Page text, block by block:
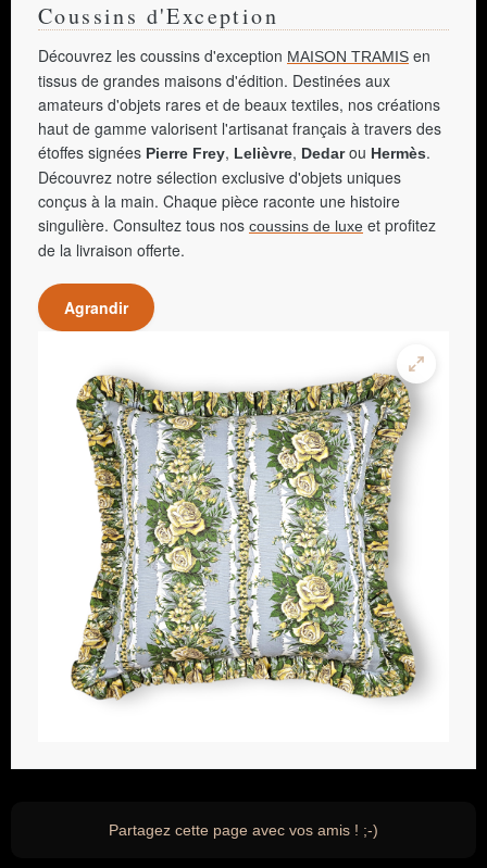
Coussins d'Exception
Découvrez les coussins d'exception MAISON TRAMIS en
tissus de grandes maisons d'édition. Destinées aux
amateurs d'objets rares et de beaux textiles, nos créations
haut de gamme valorisent l'artisanat français à travers des
étoffes signées Pierre Frey, Lelièvre, Dedarou Hermès.
Découvrez notre sélection exclusive d'objets uniques
conçus à la main. Chaque pièce raconte une histoire
singulière. Consultez tous nos coussins de luxe et profitez
de la livraison offerte.
Agrandir
Partagez cette page avec vos amis ! ;-)